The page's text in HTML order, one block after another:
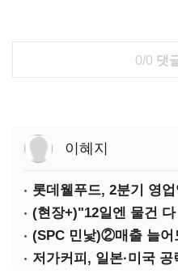
0/0 댓
이혜지
저가커피, 일본·미국